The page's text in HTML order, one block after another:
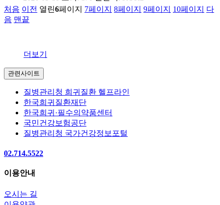
처음 이전 열린6페이지 7페이지 8페이지 9페이지 10페이지
다
음 맨끝
더보기
관련사이트
질병관리청 희귀질환 헬프라인
한국희귀질환재단
한국희귀·필수의약품센터
국민건강보험공단
질병관리청 국가건강정보포털
02.714.5522
이용안내
오시는 길